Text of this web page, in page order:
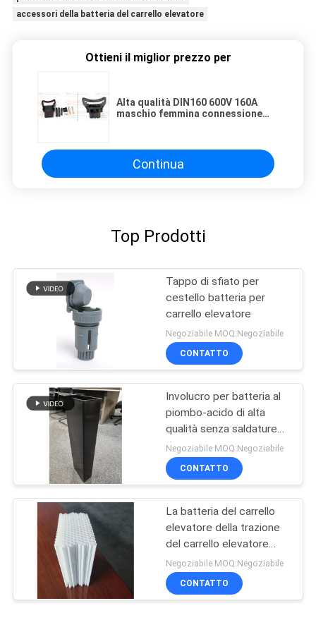
accessori della batteria del carrello elevatore
Ottieni il miglior prezzo per
Alta qualità DIN160 600V 160A
maschio femmina connessione
conchiglia terminale PP
Continua
Top Prodotti
Tappo di sfiato per
cestello batteria per
carrello elevatore
Negoziabile MOQ:Negoziabile
CONTATTO
Involucro per batteria al
piombo-acido di alta
qualità senza saldature
con materiale PP vergine
al 100% e dimensioni
personalizzabili - Scatola
Negoziabile MOQ:Negoziabile
CONTATTO
La batteria del carrello
elevatore della trazione
del carrello elevatore
parte il guantone di
protezione della batteria
tessuto 15tubesTubular
Negoziabile MOQ:Negoziabile
CONTATTO